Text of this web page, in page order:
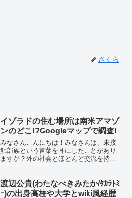
さくら
イゾラドの住む場所は南米アマゾ
ンのどこ!?Googleマップで調査!
みなさんこんにちは！みなさんは、未接
触部族という言葉を耳にしたことがあり
ますか？外の社会とほとんど交流を持た
れているのが「イゾラド」です。ただ、
このイゾラドについて調べ...
渡辺公貴(わたなべきみたか/ﾀｶﾗﾄﾐ
ｰ)の出身高校や大学とwiki風経歴